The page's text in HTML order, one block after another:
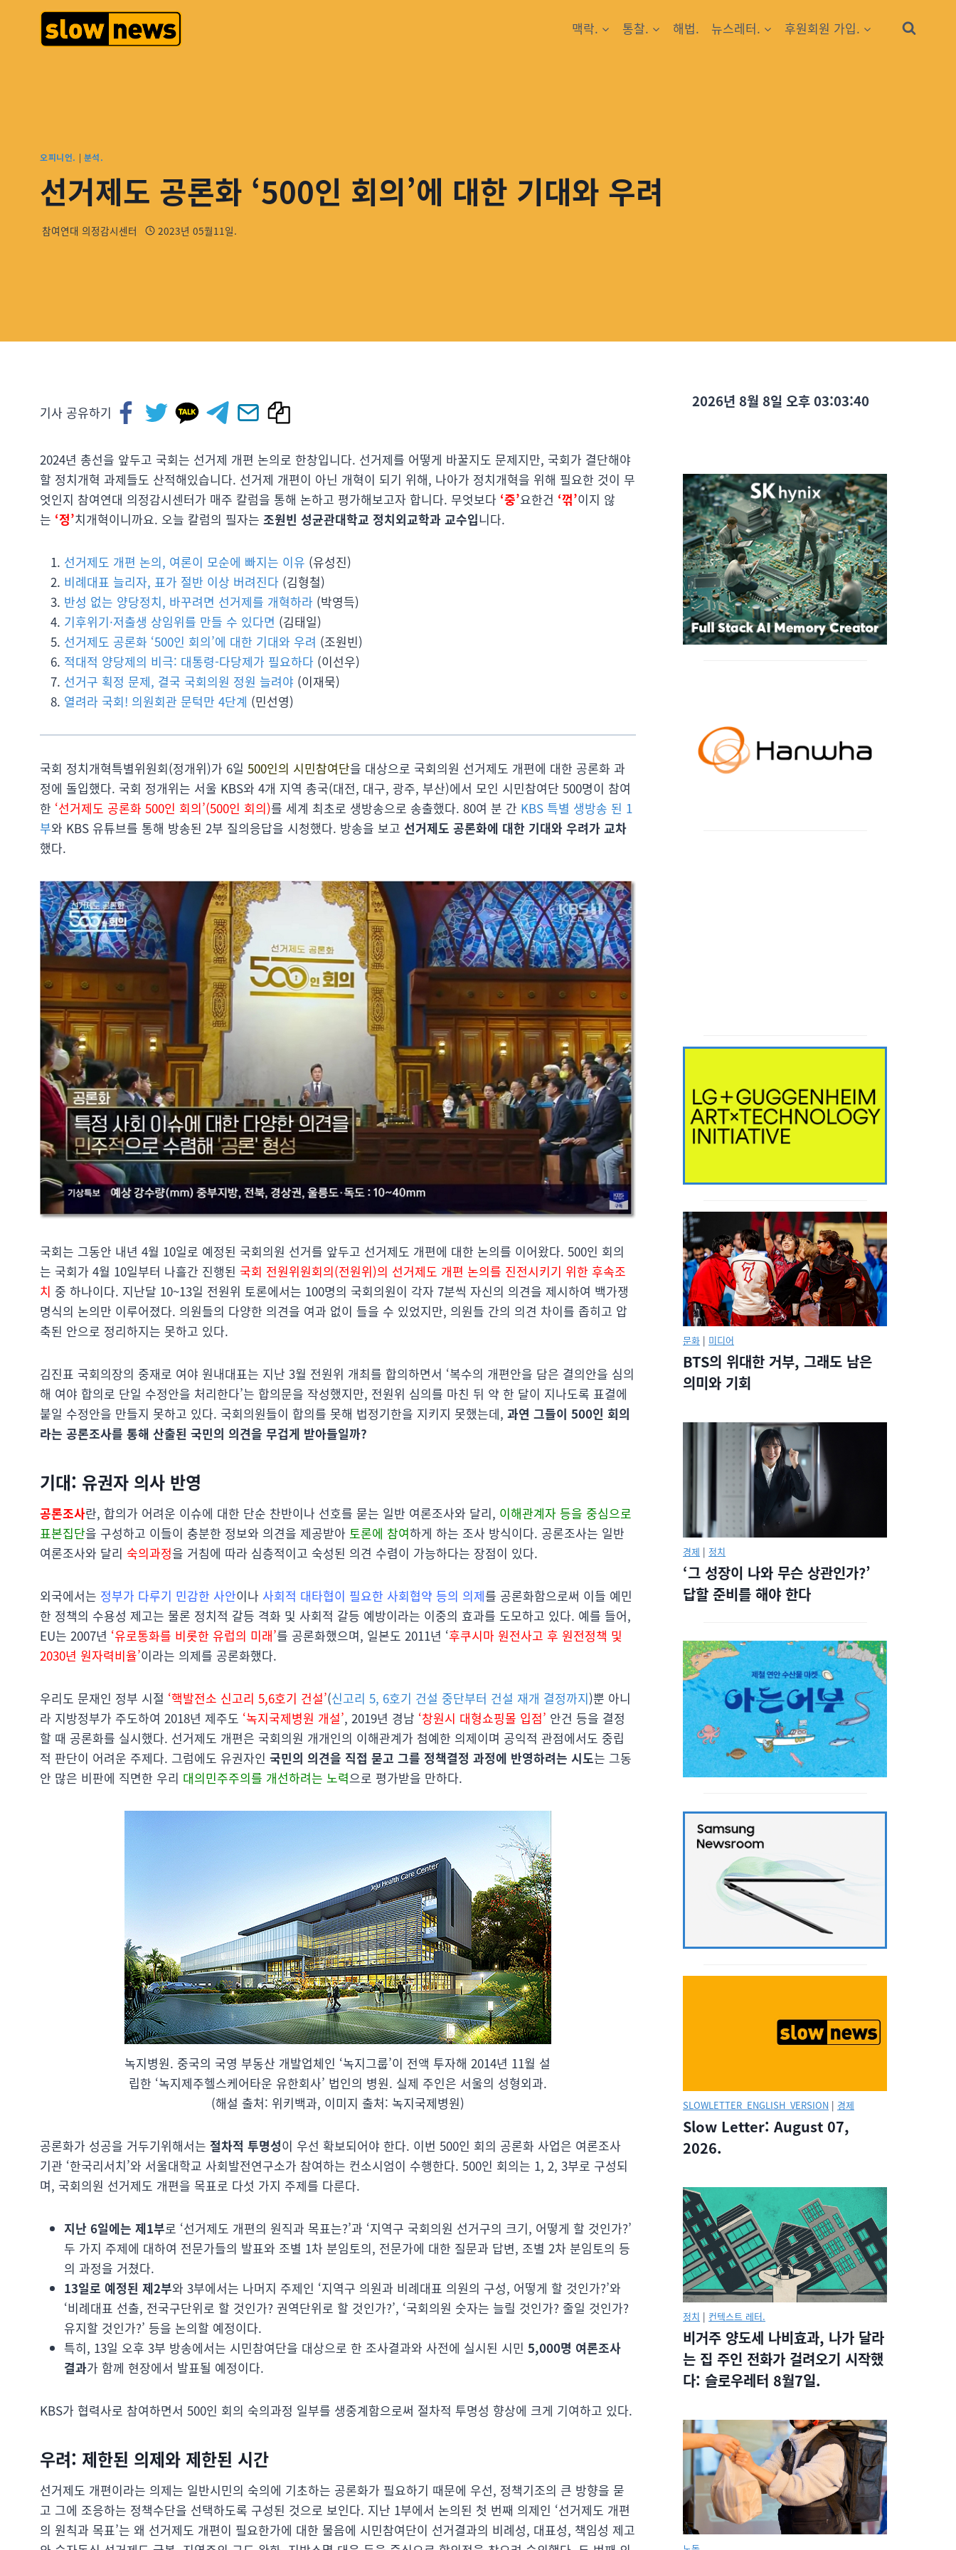
맥락. 통찰. 해법. 뉴스레터. 후원회원 가입.
오피니언. | 분석.
선거제도 공론화 ‘500인 회의’에 대한 기대와 우려
참여연대 의정감시센터 2023년 05월11일.
기사 공유하기
2024년 총선을 앞두고 국회는 선거제 개편 논의로 한창입니다. 선거제를 어떻게 바꿀지도 문제지만, 국회가 결단해야
할 정치개혁 과제들도 산적해있습니다. 선거제 개편이 아닌 개혁이 되기 위해, 나아가 정치개혁을 위해 필요한 것이 무
엇인지 참여연대 의정감시센터가 매주 칼럼을 통해 논하고 평가해보고자 합니다. 무엇보다 ‘중’요한건 ‘꺾’이지 않
는 ‘정’치개혁이니까요. 오늘 칼럼의 필자는 조원빈 성균관대학교 정치외교학과 교수입니다.
선거제도 개편 논의, 여론이 모순에 빠지는 이유 (유성진)
비례대표 늘리자, 표가 절반 이상 버려진다 (김형철)
반성 없는 양당정치, 바꾸려면 선거제를 개혁하라 (박영득)
기후위기·저출생 상임위를 만들 수 있다면 (김태일)
선거제도 공론화 ‘500인 회의’에 대한 기대와 우려 (조원빈)
적대적 양당제의 비극: 대통령-다당제가 필요하다 (이선우)
선거구 획정 문제, 결국 국회의원 정원 늘려야 (이재묵)
열려라 국회! 의원회관 문턱만 4단계 (민선영)
국회 정치개혁특별위원회(정개위)가 6일 500인의 시민참여단을 대상으로 국회의원 선거제도 개편에 대한 공론화 과
정에 돌입했다. 국회 정개위는 서울 KBS와 4개 지역 총국(대전, 대구, 광주, 부산)에서 모인 시민참여단 500명이 참여
한 ‘선거제도 공론화 500인 회의’(500인 회의)를 세계 최초로 생방송으로 송출했다. 80여 분 간 KBS 특별 생방송 된 1
부와 KBS 유튜브를 통해 방송된 2부 질의응답을 시청했다. 방송을 보고 선거제도 공론화에 대한 기대와 우려가 교차
했다.
국회는 그동안 내년 4월 10일로 예정된 국회의원 선거를 앞두고 선거제도 개편에 대한 논의를 이어왔다. 500인 회의
는 국회가 4월 10일부터 나흘간 진행된 국회 전원위원회의(전원위)의 선거제도 개편 논의를 진전시키기 위한 후속조
치 중 하나이다. 지난달 10~13일 전원위 토론에서는 100명의 국회의원이 각자 7분씩 자신의 의견을 제시하여 백가쟁
명식의 논의만 이루어졌다. 의원들의 다양한 의견을 여과 없이 들을 수 있었지만, 의원들 간의 의견 차이를 좁히고 압
축된 안으로 정리하지는 못하고 있다.
김진표 국회의장의 중재로 여야 원내대표는 지난 3월 전원위 개최를 합의하면서 ‘복수의 개편안을 담은 결의안을 심의
해 여야 합의로 단일 수정안을 처리한다’는 합의문을 작성했지만, 전원위 심의를 마친 뒤 약 한 달이 지나도록 표결에
붙일 수정안을 만들지 못하고 있다. 국회의원들이 합의를 못해 법정기한을 지키지 못했는데, 과연 그들이 500인 회의
라는 공론조사를 통해 산출된 국민의 의견을 무겁게 받아들일까?
기대: 유권자 의사 반영
공론조사란, 합의가 어려운 이슈에 대한 단순 찬반이나 선호를 묻는 일반 여론조사와 달리, 이해관계자 등을 중심으로
표본집단을 구성하고 이들이 충분한 정보와 의견을 제공받아 토론에 참여하게 하는 조사 방식이다. 공론조사는 일반
여론조사와 달리 숙의과정을 거침에 따라 심층적이고 숙성된 의견 수렴이 가능하다는 장점이 있다.
외국에서는 정부가 다루기 민감한 사안이나 사회적 대타협이 필요한 사회협약 등의 의제를 공론화함으로써 이들 예민
한 정책의 수용성 제고는 물론 정치적 갈등 격화 및 사회적 갈등 예방이라는 이중의 효과를 도모하고 있다. 예를 들어,
EU는 2007년 ‘유로통화를 비롯한 유럽의 미래’를 공론화했으며, 일본도 2011년 ‘후쿠시마 원전사고 후 원전정책 및
2030년 원자력비율’이라는 의제를 공론화했다.
우리도 문재인 정부 시절 ‘핵발전소 신고리 5,6호기 건설’(신고리 5, 6호기 건설 중단부터 건설 재개 결정까지)뿐 아니
라 지방정부가 주도하여 2018년 제주도 ‘녹지국제병원 개설’, 2019년 경남 ‘창원시 대형쇼핑몰 입점’ 안건 등을 결정
할 때 공론화를 실시했다. 선거제도 개편은 국회의원 개개인의 이해관계가 첨예한 의제이며 공익적 관점에서도 중립
적 판단이 어려운 주제다. 그럼에도 유권자인 국민의 의견을 직접 묻고 그를 정책결정 과정에 반영하려는 시도는 그동
안 많은 비판에 직면한 우리 대의민주주의를 개선하려는 노력으로 평가받을 만하다.
녹지병원. 중국의 국영 부동산 개발업체인 ‘녹지그룹’이 전액 투자해 2014년 11월 설
립한 ‘녹지제주헬스케어타운 유한회사’ 법인의 병원. 실제 주인은 서울의 성형외과.
(해설 출처: 위키백과, 이미지 출처: 녹지국제병원)
공론화가 성공을 거두기위해서는 절차적 투명성이 우선 확보되어야 한다. 이번 500인 회의 공론화 사업은 여론조사
기관 ‘한국리서치’와 서울대학교 사회발전연구소가 참여하는 컨소시엄이 수행한다. 500인 회의는 1, 2, 3부로 구성되
며, 국회의원 선거제도 개편을 목표로 다섯 가지 주제를 다룬다.
지난 6일에는 제1부로 ‘선거제도 개편의 원직과 목표는?’과 ‘지역구 국회의원 선거구의 크기, 어떻게 할 것인가?’
두 가지 주제에 대하여 전문가들의 발표와 조별 1차 분임토의, 전문가에 대한 질문과 답변, 조별 2차 분임토의 등
의 과정을 거쳤다.
13일로 예정된 제2부와 3부에서는 나머지 주제인 ‘지역구 의원과 비례대표 의원의 구성, 어떻게 할 것인가?’와
‘비례대표 선출, 전국구단위로 할 것인가? 권역단위로 할 것인가?’, ‘국회의원 숫자는 늘릴 것인가? 줄일 것인가?
유지할 것인가?’ 등을 논의할 예정이다.
특히, 13일 오후 3부 방송에서는 시민참여단을 대상으로 한 조사결과와 사전에 실시된 시민 5,000명 여론조사
결과가 함께 현장에서 발표될 예정이다.
KBS가 협력사로 참여하면서 500인 회의 숙의과정 일부를 생중계함으로써 절차적 투명성 향상에 크게 기여하고 있다.
우려: 제한된 의제와 제한된 시간
선거제도 개편이라는 의제는 일반시민의 숙의에 기초하는 공론화가 필요하기 때문에 우선, 정책기조의 큰 방향을 묻
고 그에 조응하는 정책수단을 선택하도록 구성된 것으로 보인다. 지난 1부에서 논의된 첫 번째 의제인 ‘선거제도 개편
의 원칙과 목표’는 왜 선거제도 개편이 필요한가에 대한 물음에 시민참여단이 선거결과의 비례성, 대표성, 책임성 제고
2026년 8월 8일 오후 03:03:42
문화 | 미디어
BTS의 위대한 거부, 그래도 남은
의미와 기회
경제 | 정치
‘그 성장이 나와 무슨 상관인가?’
답할 준비를 해야 한다
SLOWLETTER_ENGLISH_VERSION | 경제
Slow Letter: August 07,
2026.
정치 | 컨텍스트 레터.
비거주 양도세 나비효과, 나가 달라
는 집 주인 전화가 걸려오기 시작했
다: 슬로우레터 8월7일.